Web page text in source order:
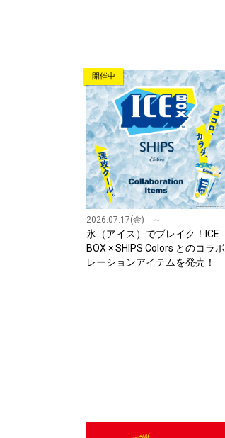
開催中
2026.07.17(金) ～
氷（アイス）でブレイク！ICE
BOX × SHIPS Colors とのコラボ
レーションアイテムを発売！